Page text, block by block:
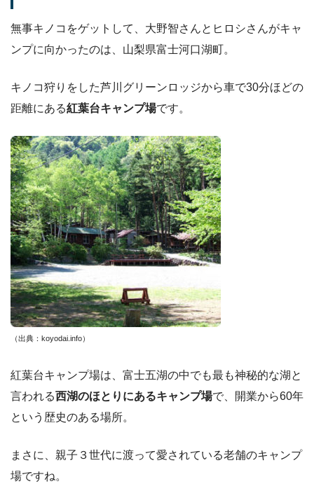
無事キノコをゲットして、大野智さんとヒロシさんがキャ
ンプに向かったのは、山梨県富士河口湖町。
キノコ狩りをした芦川グリーンロッジから車で30分ほどの
距離にある紅葉台キャンプ場です。
（出典：koyodai.info）
紅葉台キャンプ場は、富士五湖の中でも最も神秘的な湖と
言われる西湖のほとりにあるキャンプ場で、開業から60年
という歴史のある場所。
まさに、親子３世代に渡って愛されている老舗のキャンプ
場ですね。